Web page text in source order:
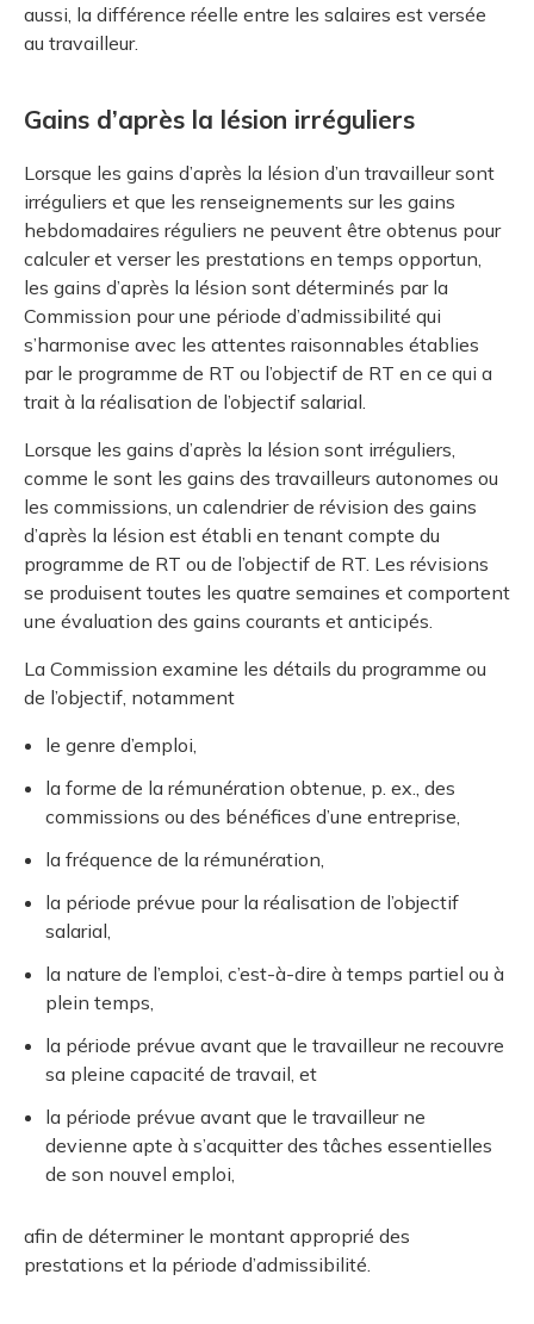
aussi, la différence réelle entre les salaires est versée
au travailleur.
Gains d’après la lésion irréguliers
Lorsque les gains d’après la lésion d’un travailleur sont
irréguliers et que les renseignements sur les gains
hebdomadaires réguliers ne peuvent être obtenus pour
calculer et verser les prestations en temps opportun,
les gains d’après la lésion sont déterminés par la
Commission pour une période d’admissibilité qui
s’harmonise avec les attentes raisonnables établies
par le programme de RT ou l’objectif de RT en ce qui a
trait à la réalisation de l’objectif salarial.
Lorsque les gains d’après la lésion sont irréguliers,
comme le sont les gains des travailleurs autonomes ou
les commissions, un calendrier de révision des gains
d’après la lésion est établi en tenant compte du
programme de RT ou de l’objectif de RT. Les révisions
se produisent toutes les quatre semaines et comportent
une évaluation des gains courants et anticipés.
La Commission examine les détails du programme ou
de l’objectif, notamment
le genre d’emploi,
la forme de la rémunération obtenue, p. ex., des
commissions ou des bénéfices d’une entreprise,
la fréquence de la rémunération,
la période prévue pour la réalisation de l’objectif
salarial,
la nature de l’emploi, c’est-à-dire à temps partiel ou à
plein temps,
la période prévue avant que le travailleur ne recouvre
sa pleine capacité de travail, et
la période prévue avant que le travailleur ne
devienne apte à s’acquitter des tâches essentielles
de son nouvel emploi,
afin de déterminer le montant approprié des
prestations et la période d’admissibilité.